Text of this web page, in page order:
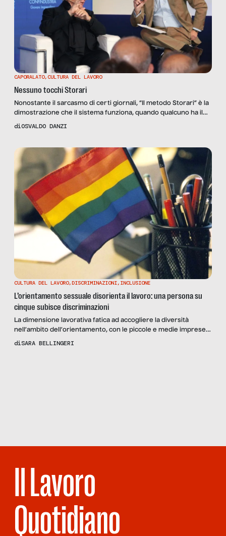
CAPORALATO,CULTURA DEL LAVORO
Nessuno tocchi Storari
Nonostante il sarcasmo di certi giornali, “Il metodo Storari” è la
dimostrazione che il sistema funziona, quando qualcuno ha il
coraggio di applicarlo.
diOSVALDO DANZI
CULTURA DEL LAVORO,DISCRIMINAZIONI, INCLUSIONE
L’orientamento sessuale disorienta il lavoro: una persona su
cinque subisce discriminazioni
La dimensione lavorativa fatica ad accogliere la diversità
nell’ambito dell’orientamento, con le piccole e medie imprese
che discriminano più delle grandi. L’analisi di un’indagine ISTAT-
diSARA BELLINGERI
Il Lavoro
Quotidiano